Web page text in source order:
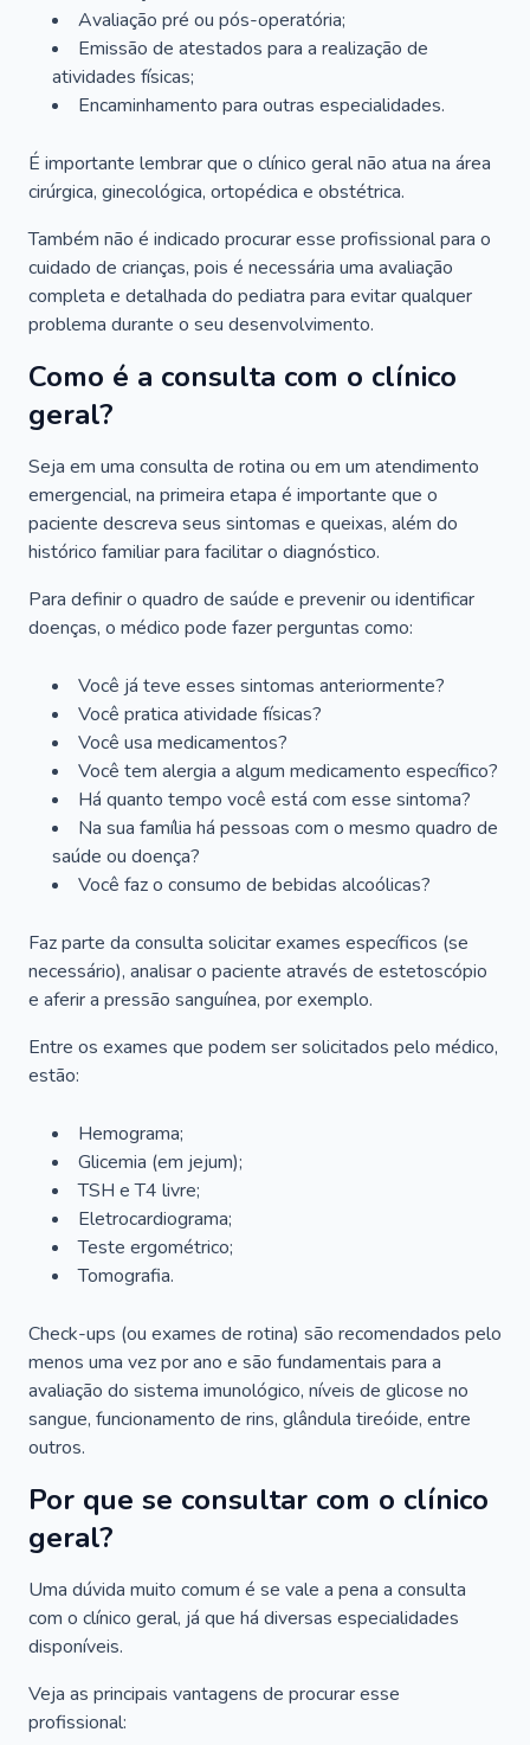
Avaliação pré ou pós-operatória;
Emissão de atestados para a realização de
atividades físicas;
Encaminhamento para outras especialidades.
É importante lembrar que o clínico geral não atua na área
cirúrgica, ginecológica, ortopédica e obstétrica.
Também não é indicado procurar esse profissional para o
cuidado de crianças, pois é necessária uma avaliação
completa e detalhada do pediatra para evitar qualquer
problema durante o seu desenvolvimento.
Como é a consulta com o clínico
geral?
Seja em uma consulta de rotina ou em um atendimento
emergencial, na primeira etapa é importante que o
paciente descreva seus sintomas e queixas, além do
histórico familiar para facilitar o diagnóstico.
Para definir o quadro de saúde e prevenir ou identificar
doenças, o médico pode fazer perguntas como:
Você já teve esses sintomas anteriormente?
Você pratica atividade físicas?
Você usa medicamentos?
Você tem alergia a algum medicamento específico?
Há quanto tempo você está com esse sintoma?
Na sua família há pessoas com o mesmo quadro de
saúde ou doença?
Você faz o consumo de bebidas alcoólicas?
Faz parte da consulta solicitar exames específicos (se
necessário), analisar o paciente através de estetoscópio
e aferir a pressão sanguínea, por exemplo.
Entre os exames que podem ser solicitados pelo médico,
estão:
Hemograma;
Glicemia (em jejum);
TSH e T4 livre;
Eletrocardiograma;
Teste ergométrico;
Tomografia.
Check-ups (ou exames de rotina) são recomendados pelo
menos uma vez por ano e são fundamentais para a
avaliação do sistema imunológico, níveis de glicose no
sangue, funcionamento de rins, glândula tireóide, entre
outros.
Por que se consultar com o clínico
geral?
Uma dúvida muito comum é se vale a pena a consulta
com o clínico geral, já que há diversas especialidades
disponíveis.
Veja as principais vantagens de procurar esse
profissional: